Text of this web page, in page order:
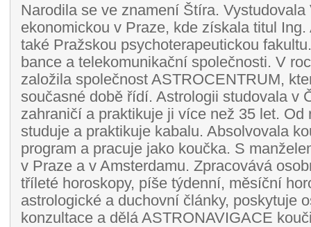
Narodila se ve znamení Štíra. Vystudovala
ekonomickou v Praze, kde získala titul Ing.
také Pražskou psychoterapeutickou
bance a telekomunikační společnosti. V
založila společnost ASTROCENTRUM,
současné době řídí. Astrologii studovala v
zahraničí a praktikuje ji více než 35 let. Od
studuje a praktikuje kabalu. Absolvovala
program a pracuje jako koučka. S
v Praze a v Amsterdamu. Zpracovává
tříleté horoskopy, píše týdenní, měsíční
astrologické a duchovní články, poskytuje
konzultace a dělá ASTRONAVIGACE